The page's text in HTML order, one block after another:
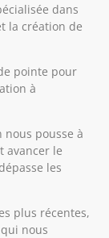
dans
la création de
pointe pour
à
nous pousse à
avancer le
les
plus récentes,
nous